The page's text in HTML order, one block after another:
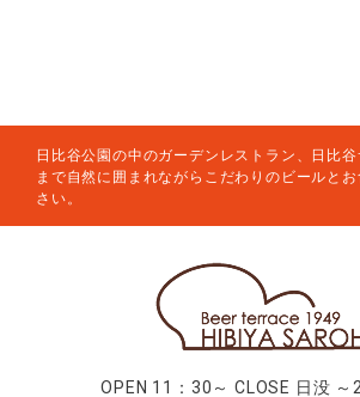
日比谷公園の中のガーデンレストラン、日比
まで自然に囲まれながらこだわりのビールと
さい。
OPEN 11：30～ CLOSE 日没